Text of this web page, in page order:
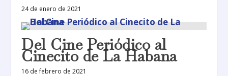
24 de enero de 2021
Del Cine Periódico al
Cinecito de La Habana
16 de febrero de 2021